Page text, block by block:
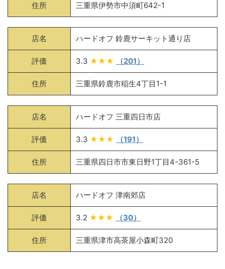
住所 三重県伊勢市中須町642-1
店名 ハードオフ 鈴鹿サーキット通り店
評価 3.3 ★★★ （201）
住所 三重県鈴鹿市稲生4丁目1-1
店名 ハードオフ 三重四日市店
評価 3.3 ★★★ （191）
住所 三重県四日市市東日野1丁目4-361-5
店名 ハードオフ 津南郊店
評価 3.2 ★★★ （30）
住所 三重県津市高茶屋小森町320